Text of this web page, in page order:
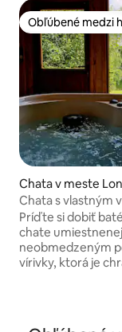
Obľúbené medzi
Obľúbené medzi
Chata v meste
Corps-Saints
Chata s vlastným
Príďte si dobiť
chate
neobmedzeným
vírivky, ktorá je